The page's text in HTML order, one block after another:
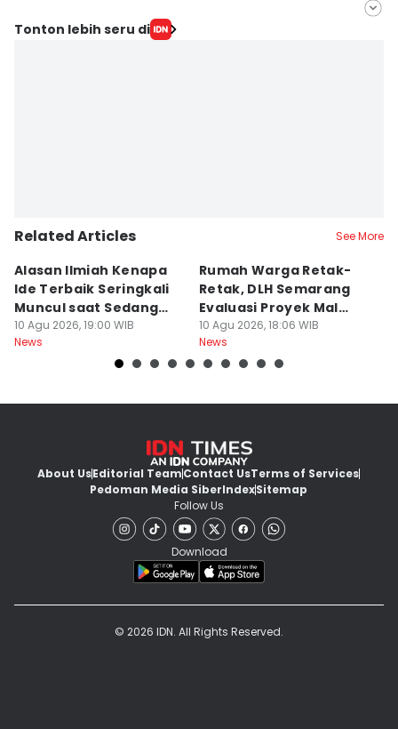
Editor
Tonton lebih seru di
Related Articles See More
Alasan Ilmiah Kenapa
Ide Terbaik Seringkali
Muncul saat Sedang
Mandi, Bukan di Depan
Laptop
10 Agu 2026, 19:00 WIB
News
Rumah Warga Retak-
Retak, DLH Semarang
Evaluasi Proyek Mal
Pakuwon
10 Agu 2026, 18:06 WIB
News
About UsEditorial TeamContact UsTerms of Services
Pedoman Media SiberIndexSitemap
Follow Us
Download
© 2026 IDN. All Rights Reserved.